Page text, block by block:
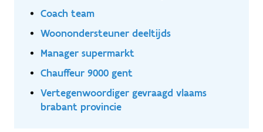
Coach team
Woonondersteuner deeltijds
Manager supermarkt
Chauffeur 9000 gent
Vertegenwoordiger gevraagd vlaams
brabant provincie